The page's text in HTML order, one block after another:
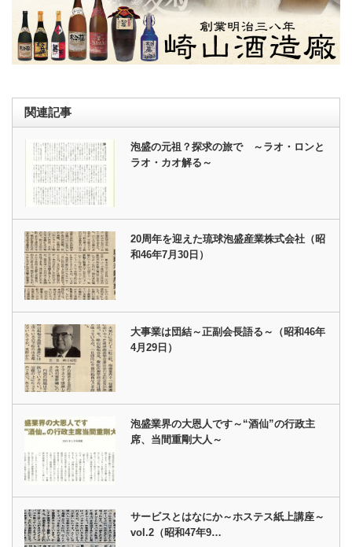
関連記事
泡盛の元祖？探求の旅で ～ラオ・ロンと
ラオ・カオ解る～
20周年を迎えた琉球泡盛産業株式会社（昭
和46年7月30日）
大事業は団結～正副会長語る～（昭和46年
4月29日）
泡盛業界の大恩人です～“酒仙”の行政主
席、当間重剛大人～
サービスとはなにか～ホステス紙上講座～
vol.2（昭和47年9…